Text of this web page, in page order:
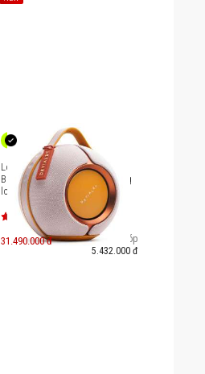
Loa Devialet Mania - Rose
Bloom (kèm dock sạc, túi đựng
loa)
31.490.000 đ
Trả góp
5.432.000 đ